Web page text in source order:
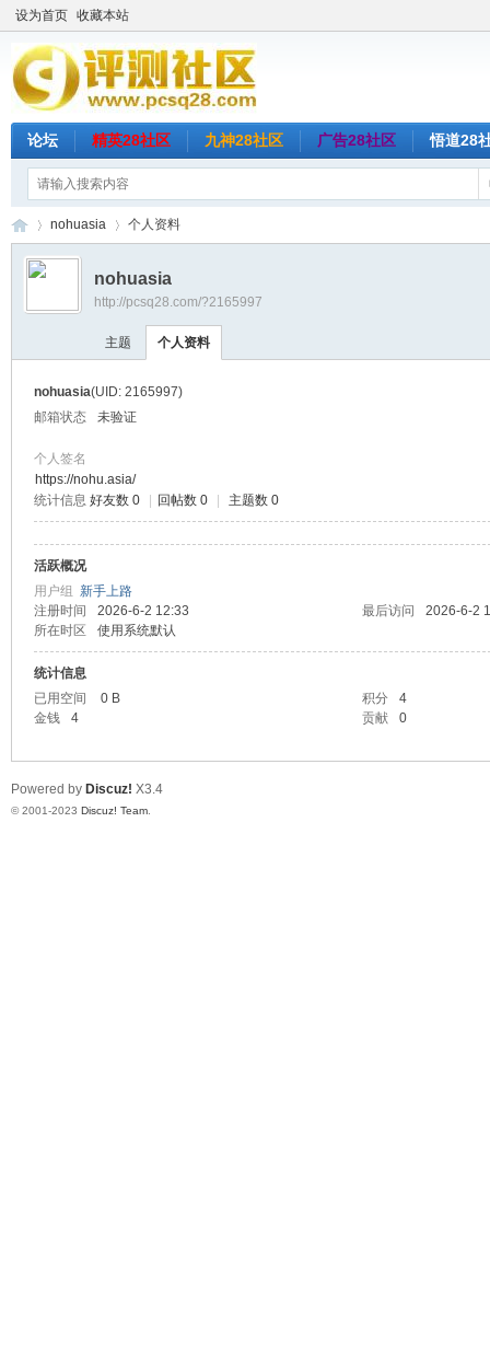
设为首页 收藏本站
论坛 精英28社区 九神28社区 广告28社区 悟道28
›
nohuasia 个人资料
nohuasia
http://pcsq28.com/?2165997
主题 个人资料
nohuasia(UID: 2165997)
邮箱状态
未验证
个人签名
https://nohu.asia/
统计信息 好友数 0 回帖数 0 主题数 0
活跃概况
用户组 新手上路
注册时间
2026-6-2 12:33 最后访问
2026-6-2
所在时区
使用系统默认
统计信息
已用空间
0 B 积分
4
金钱
4 贡献 0
Powered by Discuz! X3.4
© 2001-2023 Discuz! Team